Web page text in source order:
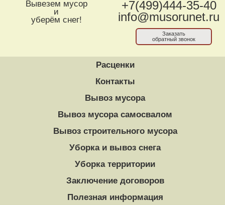
Вывезем мусор
и
уберём снег!
+7(499)444-35-40
info@musorunet.ru
Заказать
обратный звонок
Расценки
Контакты
Вывоз мусора
Вывоз мусора самосвалом
Вывоз строительного мусора
Уборка и вывоз снега
Уборка территории
Заключение договоров
Полезная информация